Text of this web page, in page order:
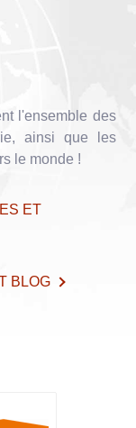
l'ensemble des
ainsi que les
le monde !
ET
BLOG